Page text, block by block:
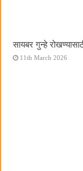
सायबर गुन्हे
11th March 2026